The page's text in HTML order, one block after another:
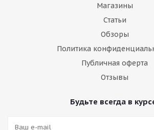
Магазины
Статьи
Обзоры
Политика
Публичная оферта
Отзывы
Будьте всегда в